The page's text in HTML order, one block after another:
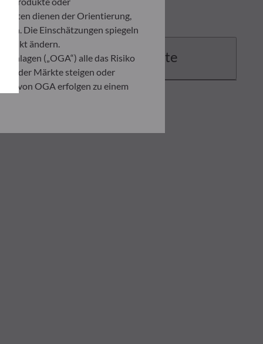
Dokumente
dienen der Orientierung,
Die Einschätzungen spiegeln
ändern.
Anlagen („OGA“) alle das Risiko
der Märkte steigen oder
von OGA erfolgen zu einem
der vorliegenden
jeden Anlegers abhängig.
sind auf Anfrage erhältlich.
Verzögerung auch
Eine Wertentwicklung in der
und es wird keine -
gegeben.